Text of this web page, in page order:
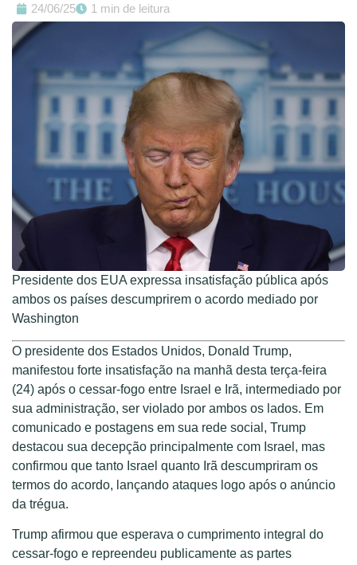
24/06/25 1 min de leitura
Presidente dos EUA expressa insatisfação pública após
ambos os países descumprirem o acordo mediado por
Washington
O presidente dos Estados Unidos, Donald Trump,
manifestou forte insatisfação na manhã desta terça-feira
(24) após o cessar-fogo entre Israel e Irã, intermediado por
sua administração, ser violado por ambos os lados. Em
comunicado e postagens em sua rede social, Trump
destacou sua decepção principalmente com Israel, mas
confirmou que tanto Israel quanto Irã descumpriram os
termos do acordo, lançando ataques logo após o anúncio
da trégua.
Trump afirmou que esperava o cumprimento integral do
cessar-fogo e repreendeu publicamente as partes